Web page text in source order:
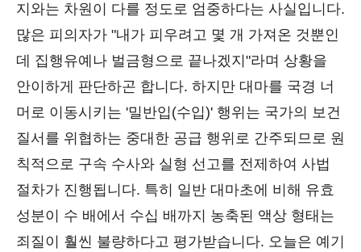
지와는 차원이 다를 정도로 엄중하다는 사실입니다.
많은 피의자가 "내가 피우려고 몇 개 가져온 것뿐인
데 집행유예나 벌금형으로 끝나겠지"라며 상황을
안이하게 판단하곤 합니다. 하지만 대마를 국경 너
머로 이동시키는 '밀반입(수입)' 행위는 국가의 보건
질서를 위협하는 중대한 공급 행위로 간주되므로 원
칙적으로 구속 수사와 실형 선고를 전제하여 사법
절차가 진행됩니다. 특히 일반 대마초에 비해 유효
성분이 수 배에서 수십 배까지 농축된 액상 형태는
죄질이 훨씬 불량하다고 평가받습니다. 오늘은 예기